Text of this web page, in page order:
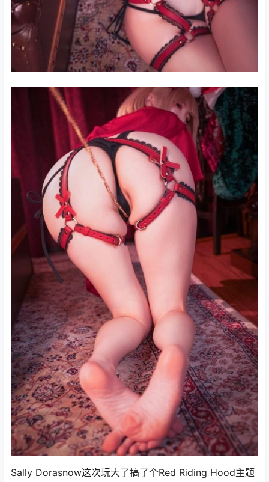
Sally Dorasnow这次玩大了搞了个Red Riding Hood主题